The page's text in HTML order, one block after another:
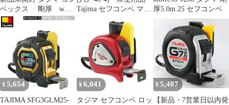
ベックス 剛厚 wマ
グ 2種
Tajima セフコンベ マグ
厚5.0m 25 セフコンベ
¥ 5,654
TAJIMA SFG3GLM25-
¥ 6,041
タジマ セフコンベ ロッ
¥5,487
【新品・7営業日以内発